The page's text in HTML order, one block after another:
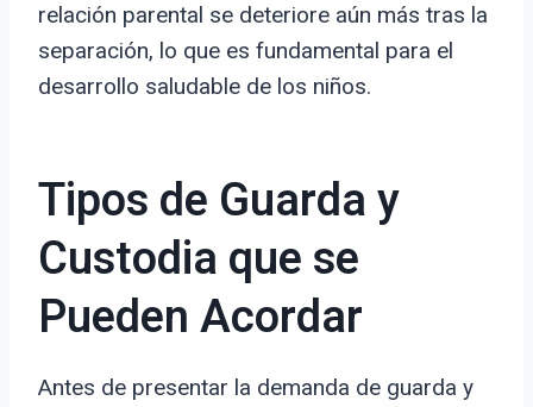
relación parental se deteriore aún más tras la
separación, lo que es fundamental para el
desarrollo saludable de los niños.
Tipos de Guarda y
Custodia que se
Pueden Acordar
Antes de presentar la demanda de guarda y